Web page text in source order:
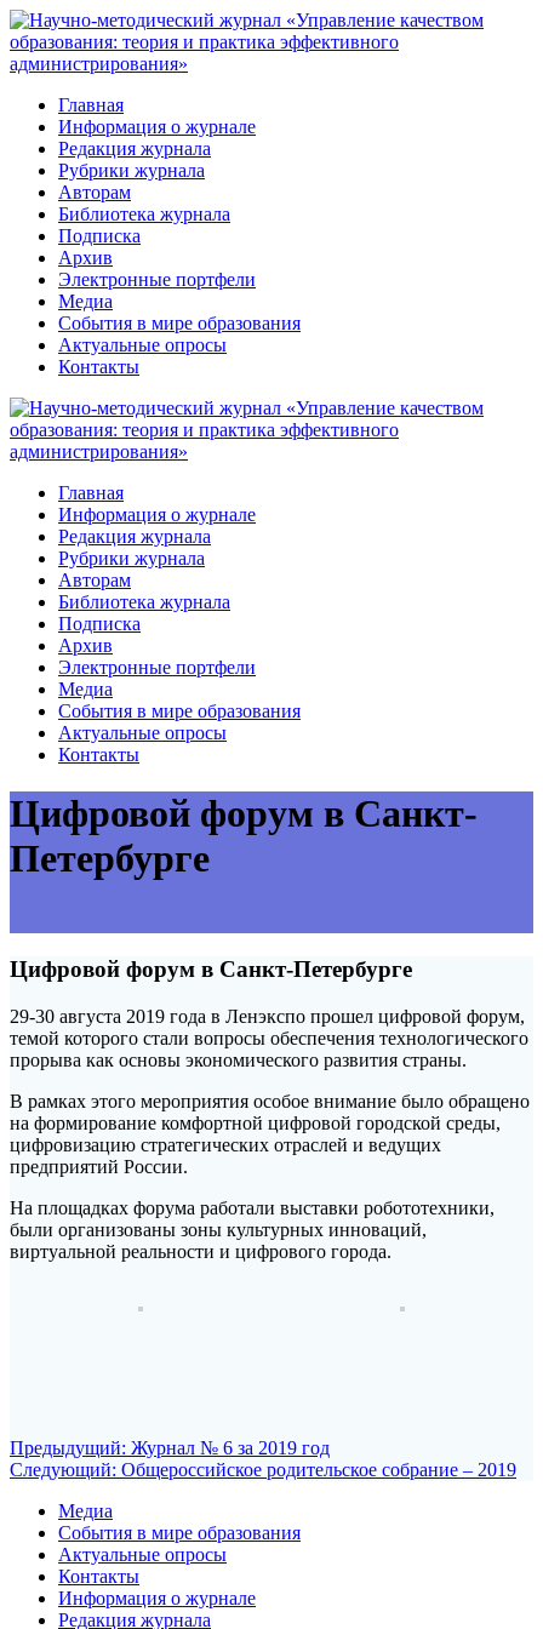
Перейти
к
контенту
Главная
Информация о журнале
Редакция журнала
Рубрики журнала
Авторам
Библиотека журнала
Подписка
Архив
Электронные портфели
Медиа
События в мире образования
Актуальные опросы
Контакты
Главная
Информация о журнале
Редакция журнала
Рубрики журнала
Авторам
Библиотека журнала
Подписка
Архив
Электронные портфели
Медиа
События в мире образования
Актуальные опросы
Контакты
Цифровой форум в Санкт-
Петербурге
Цифровой форум в Санкт-Петербурге
29-30 августа 2019 года в Ленэкспо прошел цифровой форум,
темой которого стали вопросы обеспечения технологического
прорыва как основы экономического развития страны.
В рамках этого мероприятия особое внимание было обращено
на формирование комфортной цифровой городской среды,
цифровизацию стратегических отраслей и ведущих
предприятий России.
На площадках форума работали выставки робототехники,
были организованы зоны культурных инноваций,
виртуальной реальности и цифрового города.
Навигация
по
записям
Предыдущий: Предыдущая
запись:
Журнал № 6 за 2019 год
Следующий: Следующая
Общероссийское родительское собрание – 2019
Медиа
События в мире образования
Актуальные опросы
Контакты
Информация о журнале
Редакция журнала